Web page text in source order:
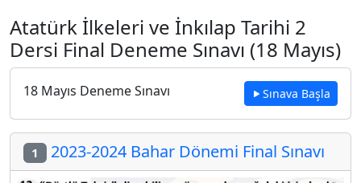
Atatürk İlkeleri ve İnkılap Tarihi 2
Dersi Final Deneme Sınavı (18 Mayıs)
18 Mayıs Deneme Sınavı Sınava Başla
1 2023-2024 Bahar Dönemi Final Sınavı